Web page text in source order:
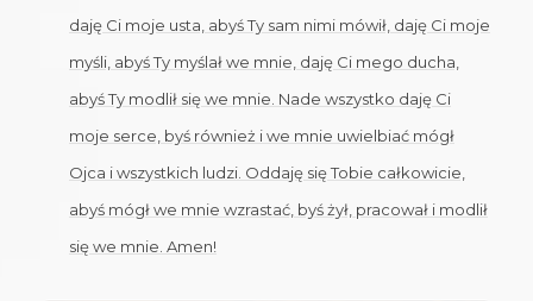
daję Ci moje usta, abyś Ty sam nimi mówił, daję Ci moje
myśli, abyś Ty myślał we mnie, daję Ci mego ducha,
abyś Ty modlił się we mnie. Nade wszystko daję Ci
moje serce, byś również i we mnie uwielbiać mógł
Ojca i wszystkich ludzi. Oddaję się Tobie całkowicie,
abyś mógł we mnie wzrastać, byś żył, pracował i modlił
się we mnie. Amen!